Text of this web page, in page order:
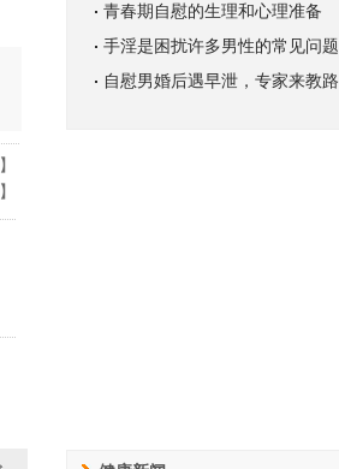
】
】
青春期自慰的生理和心理准备
手淫是困扰许多男性的常见问题
自慰男婚后遇早泄，专家来教路